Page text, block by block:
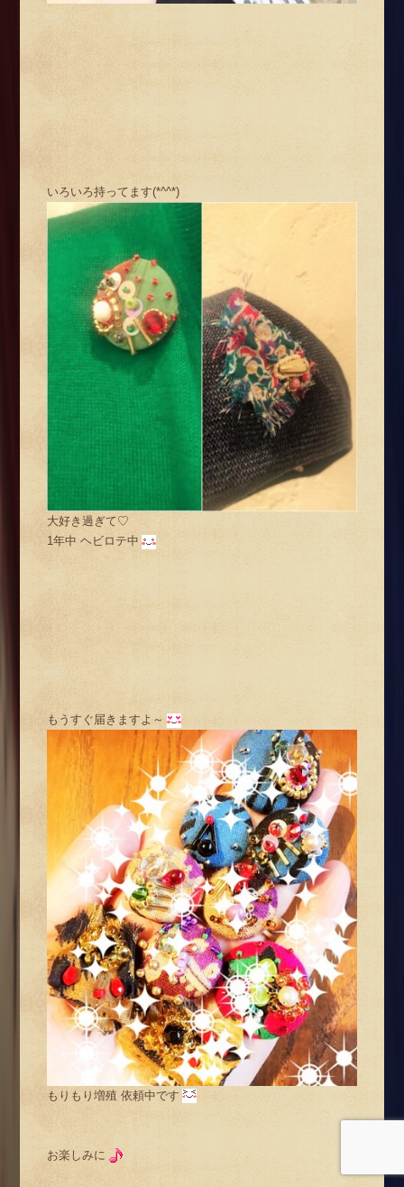
いろいろ持ってます(*^^*)
大好き過ぎて♡
1年中 ヘビロテ中
もうすぐ届きますよ～
もりもり増殖 依頼中です
お楽しみに